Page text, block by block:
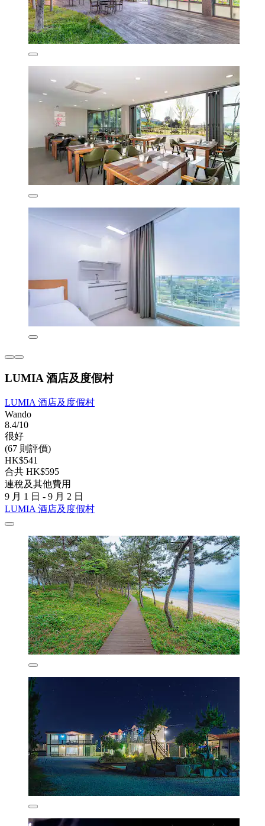
LUMIA 酒店及度假村
LUMIA 酒店及度假村
Wando
8.4/10
很好
(67 則評價)
HK$541
合共 HK$595
連稅及其他費用
9 月 1 日 - 9 月 2 日
LUMIA 酒店及度假村